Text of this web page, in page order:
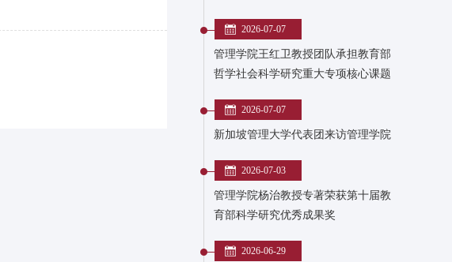
2026-07-07
管理学院王红卫教授团队承担教育部
哲学社会科学研究重大专项核心课题
2026-07-07
新加坡管理大学代表团来访管理学院
2026-07-03
管理学院杨治教授专著荣获第十届教
育部科学研究优秀成果奖
2026-06-29